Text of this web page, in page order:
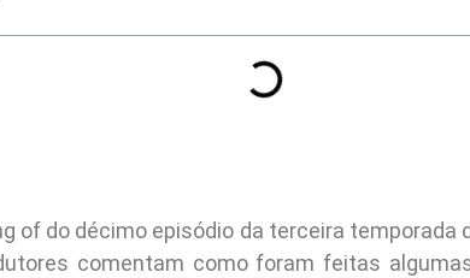
of do décimo episódio da terceira temporada
comentam como foram feitas